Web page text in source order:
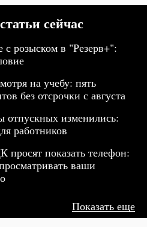
сейчас
с розыском в "Резерв+":
на учебу: пять
без отсрочки с августа
отпускных изменились:
работников
показать телефон:
ваши
Показать еще